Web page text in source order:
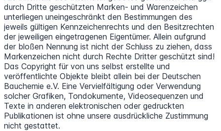
durch Dritte geschützten Marken- und Warenzeichen
unterliegen uneingeschränkt den Bestimmungen des
jeweils gültigen Kennzeichenrechts und den Besitzrechten
der jeweiligen eingetragenen Eigentümer. Allein aufgrund
der bloßen Nennung ist nicht der Schluss zu ziehen, dass
Markenzeichen nicht durch Rechte Dritter geschützt sind!
Das Copyright für von uns selbst erstellte und
veröffentlichte Objekte bleibt allein bei der Deutschen
Bauchemie e.V. Eine Vervielfältigung oder Verwendung
solcher Grafiken, Tondokumente, Videosequenzen und
Texte in anderen elektronischen oder gedruckten
Publikationen ist ohne unsere ausdrückliche Zustimmung
nicht gestattet.